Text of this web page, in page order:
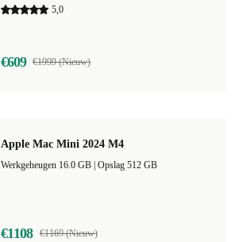
5,0
€609 €1999 (Nieuw)
Apple Mac Mini 2024 M4
Opslag 512 GB
€1108 €1169 (Nieuw)